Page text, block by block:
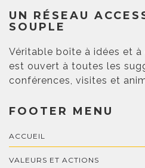
UN RÉSEAU
SOUPLE
Véritable boîte à idées et
est ouvert à toutes les
conférences, visites et
FOOTER MENU
ACCUEIL
VALEURS ET ACTIONS